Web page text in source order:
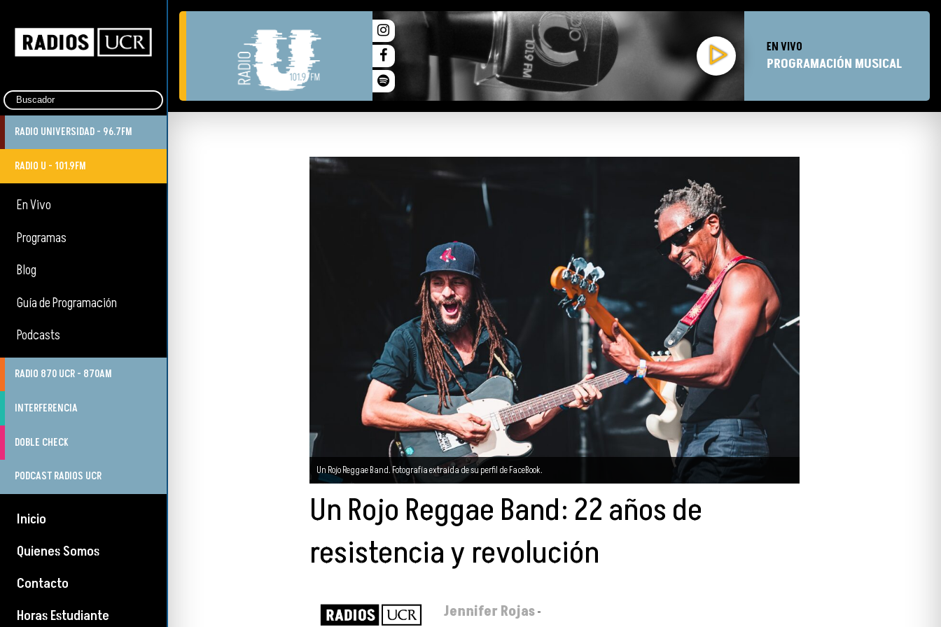
RADIO UNIVERSIDAD - 96.7FM
RADIO U - 101.9FM
En Vivo
Programas
Blog
Guía de Programación
Podcasts
RADIO 870 UCR - 870AM
INTERFERENCIA
DOBLE CHECK
PODCAST RADIOS UCR
Inicio
Quienes Somos
Contacto
Horas Estudiante
EN VIVO
PROGRAMACIÓN MUSICAL
Un Rojo Reggae Band. Fotografía extraída de su perfil de FaceBook.
Un Rojo Reggae Band: 22 años de
resistencia y revolución
Jennifer Rojas-